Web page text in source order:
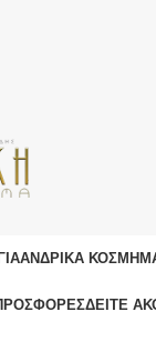
ΑΝΔΡΙΚΆ
ΔΕΊΤΕ